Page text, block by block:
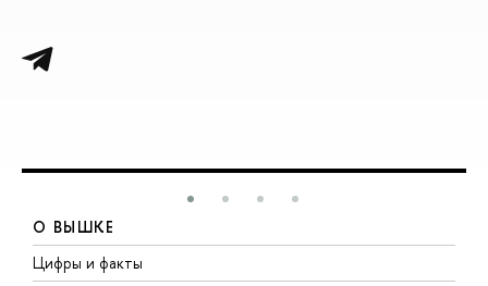
О ВЫШКЕ
Цифры и факты